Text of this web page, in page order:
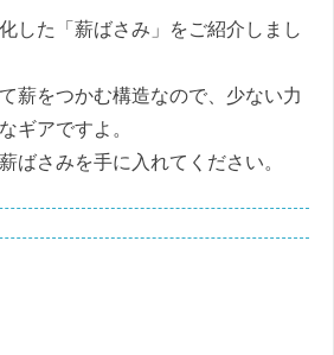
した「薪ばさみ」をご紹介しまし
薪をつかむ構造なので、少ない力
ギアですよ。
ばさみを手に入れてください。